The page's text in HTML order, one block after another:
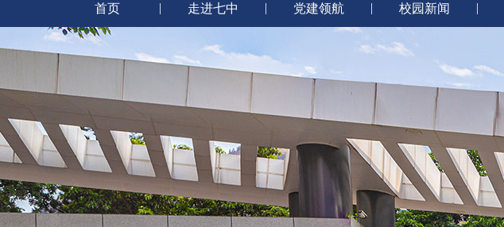
首页 | 走进七中 | 党建领航 | 校园新闻 |